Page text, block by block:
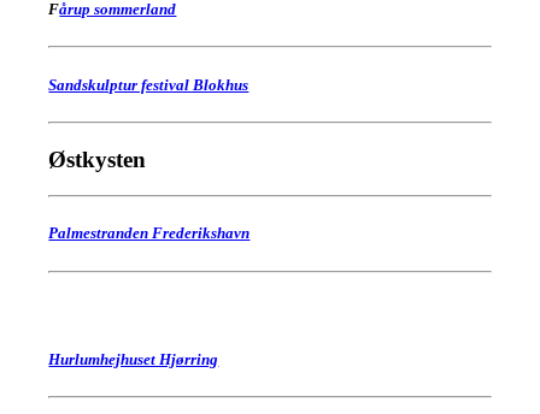
Fårup sommerland
Sandskulptur festival Blokhus
Østkysten
Palmestranden Frederikshavn
Hurlumhejhuset Hjørring